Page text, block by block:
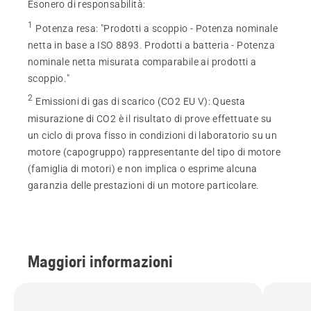
Esonero di responsabilità:
1 Potenza resa: "Prodotti a scoppio - Potenza nominale
netta in base a ISO 8893. Prodotti a batteria - Potenza
nominale netta misurata comparabile ai prodotti a
scoppio."
2 Emissioni di gas di scarico (CO2 EU V):Questa
misurazione di CO2 è il risultato di prove effettuate su
un ciclo di prova fisso in condizioni di laboratorio su un
motore (capogruppo) rappresentante del tipo di motore
(famiglia di motori) e non implica o esprime alcuna
garanzia delle prestazioni di un motore particolare.
Maggiori informazioni